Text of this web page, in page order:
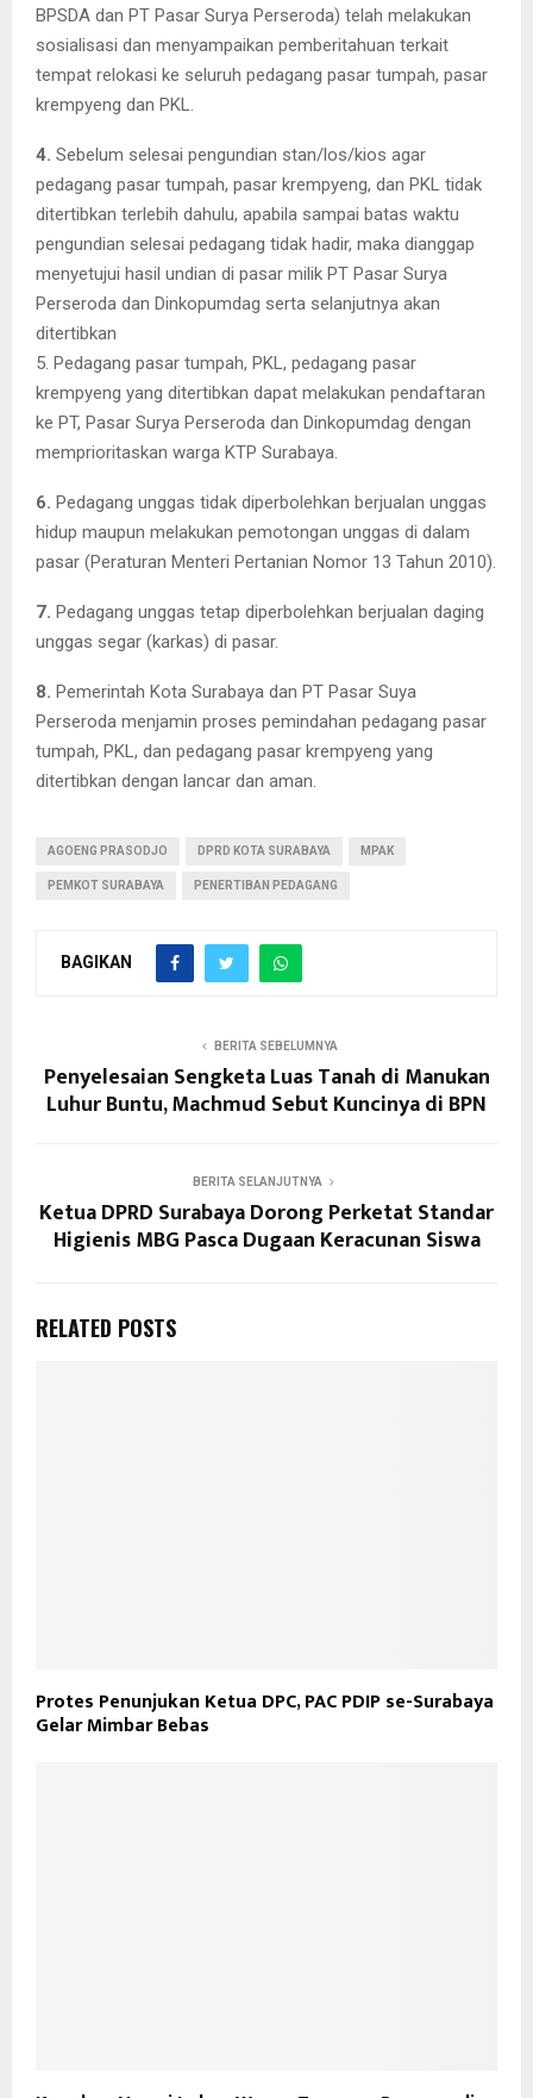
BPSDA dan PT Pasar Surya Perseroda) telah melakukan
sosialisasi dan menyampaikan pemberitahuan terkait
tempat relokasi ke seluruh pedagang pasar tumpah, pasar
krempyeng dan PKL.
4. Sebelum selesai pengundian stan/los/kios agar
pedagang pasar tumpah, pasar krempyeng, dan PKL tidak
ditertibkan terlebih dahulu, apabila sampai batas waktu
pengundian selesai pedagang tidak hadir, maka dianggap
menyetujui hasil undian di pasar milik PT Pasar Surya
Perseroda dan Dinkopumdag serta selanjutnya akan
ditertibkan
5. Pedagang pasar tumpah, PKL, pedagang pasar
krempyeng yang ditertibkan dapat melakukan pendaftaran
ke PT, Pasar Surya Perseroda dan Dinkopumdag dengan
memprioritaskan warga KTP Surabaya.
6. Pedagang unggas tidak diperbolehkan berjualan unggas
hidup maupun melakukan pemotongan unggas di dalam
pasar (Peraturan Menteri Pertanian Nomor 13 Tahun 2010).
7. Pedagang unggas tetap diperbolehkan berjualan daging
unggas segar (karkas) di pasar.
8. Pemerintah Kota Surabaya dan PT Pasar Suya
Perseroda menjamin proses pemindahan pedagang pasar
tumpah, PKL, dan pedagang pasar krempyeng yang
ditertibkan dengan lancar dan aman.
AGOENG PRASODJO DPRD KOTA SURABAYA MPAK
PEMKOT SURABAYA PENERTIBAN PEDAGANG
BAGIKAN
BERITA SEBELUMNYA
Penyelesaian Sengketa Luas Tanah di Manukan
Luhur Buntu, Machmud Sebut Kuncinya di BPN
BERITA SELANJUTNYA
Ketua DPRD Surabaya Dorong Perketat Standar
Higienis MBG Pasca Dugaan Keracunan Siswa
RELATED POSTS
Protes Penunjukan Ketua DPC, PAC PDIP se-Surabaya
Gelar Mimbar Bebas